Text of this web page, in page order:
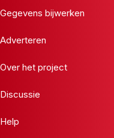
Gegevens bijwerken
Adverteren
Over het project
Discussie
Help